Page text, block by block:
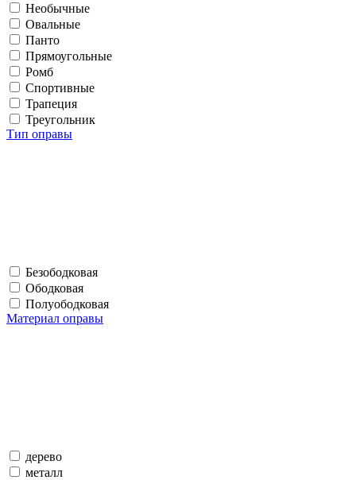
Необычные
Овальные
Панто
Прямоугольные
Ромб
Спортивные
Трапеция
Треугольник
Тип оправы
Безободковая
Ободковая
Полуободковая
Материал оправы
дерево
металл